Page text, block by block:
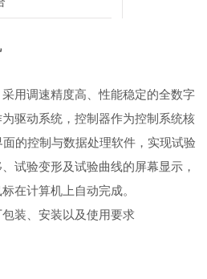
用调速精度高、性能稳定的全数字
驱动系统，控制器作为控制系统核
的控制与数据处理软件，实现试验
试验变形及试验曲线的屏幕显示，
在计算机上自动完成。
装、安装以及使用要求